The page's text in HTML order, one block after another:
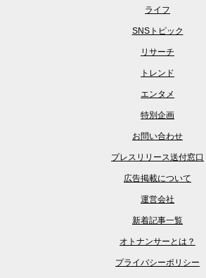
ライフ
SNSトピック
リサーチ
トレンド
エンタメ
特別企画
お問い合わせ
プレスリリース送付窓口
広告掲載について
運営会社
新着記事一覧
オトナンサーとは？
プライバシーポリシー